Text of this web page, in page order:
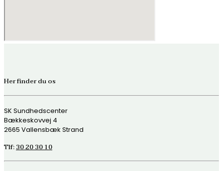
Her finder du os
SK Sundhedscenter
Bækkeskovvej 4
2665 Vallensbæk Strand
Tlf:30 20 30 10